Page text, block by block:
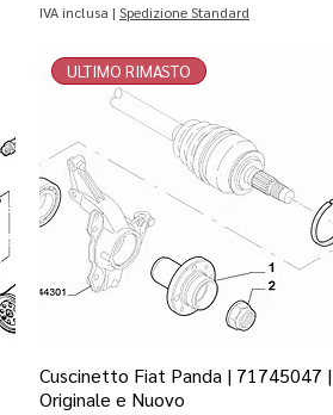
IVA inclusa | Spedizione Standard
ULTIMO RIMASTO
Cuscinetto Fiat Panda | 71745047 |
Originale e Nuovo